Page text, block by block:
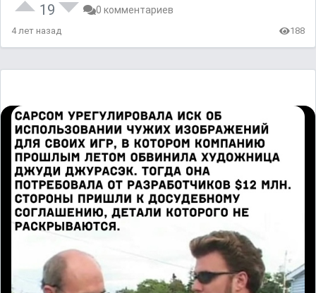
19 0 комментариев
4 лет назад 188